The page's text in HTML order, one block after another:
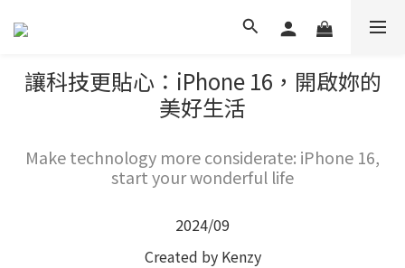
讓科技更貼心：iPhone 16，開啟妳的
美好生活
Make technology more considerate: iPhone 16,
start your wonderful life
2024/09
Created by Kenzy